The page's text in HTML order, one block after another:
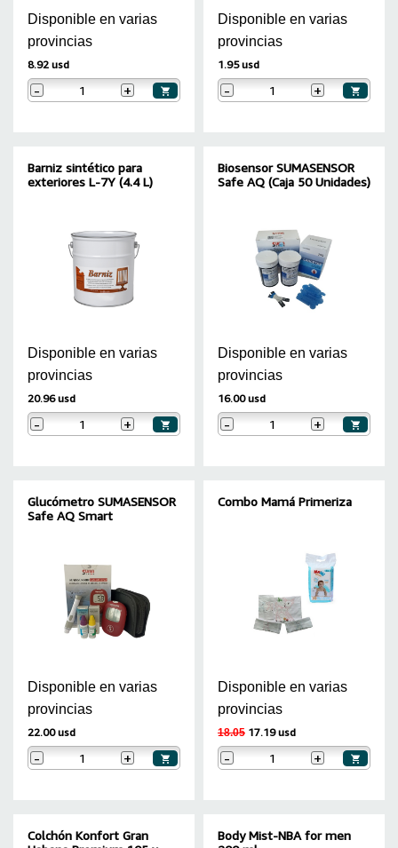
Disponible en varias
provincias
8.92 usd
- +
Disponible en varias
provincias
1.95 usd
- +
Barniz sintético para
exteriores L-7Y (4.4 L)
Disponible en varias
provincias
20.96 usd
- +
Biosensor SUMASENSOR
Safe AQ (Caja 50 Unidades)
Disponible en varias
provincias
16.00 usd
- +
Glucómetro SUMASENSOR
Safe AQ Smart
Disponible en varias
provincias
22.00 usd
- +
Combo Mamá Primeriza
Disponible en varias
provincias
18.05 17.19 usd
- +
Colchón Konfort Gran
Body Mist-NBA for men